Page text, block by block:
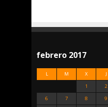
febrero 2017
L M X J
1 2
6
7 8 9